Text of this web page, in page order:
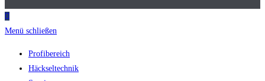
Menü schließen
Profibereich
Häckseltechnik